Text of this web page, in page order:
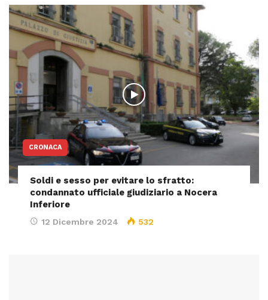
CRONACA
Soldi e sesso per evitare lo sfratto:
condannato ufficiale giudiziario a Nocera
Inferiore
12 Dicembre 2024 532